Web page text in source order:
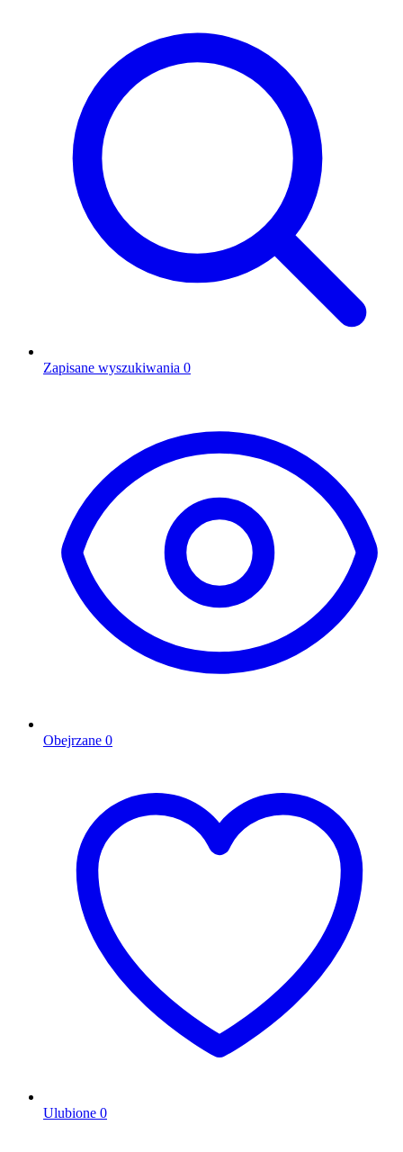
Zapisane wyszukiwania 0
Obejrzane 0
Ulubione 0